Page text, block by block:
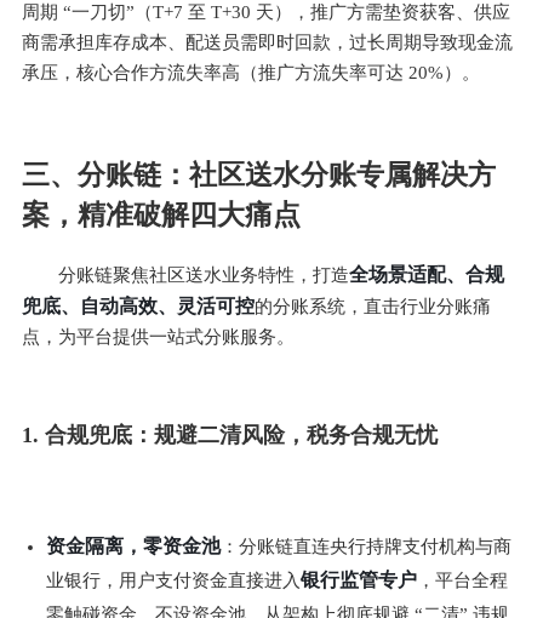
周期 “一刀切”（T+7 至 T+30 天），推广方需垫资获客、供应
商需承担库存成本、配送员需即时回款，过长周期导致现金流
承压，核心合作方流失率高（推广方流失率可达 20%）。
三、分账链：社区送水分账专属解决方
案，精准破解四大痛点
分账链聚焦社区送水业务特性，打造全场景适配、合规
兜底、自动高效、灵活可控的分账系统，直击行业分账痛
点，为平台提供一站式分账服务。
1. 合规兜底：规避二清风险，税务合规无忧
资金隔离，零资金池：分账链直连央行持牌支付机构与商
业银行，用户支付资金直接进入银行监管专户 ，平台全程